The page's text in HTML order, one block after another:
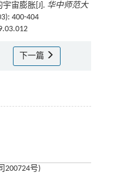
宙膨胀[J]. 华中师范大
400-404
下一篇
200724号)